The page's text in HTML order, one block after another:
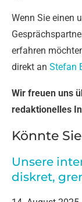
Wenn Sie einen
erfahren
direkt an Stefan
Wir freuen uns
redaktionelles
Könnte
Unsere
diskret,